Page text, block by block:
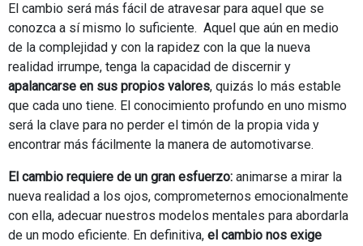
El cambio será más fácil de atravesar para aquel que se
conozca a sí mismo lo suficiente. Aquel que aún en medio
de la complejidad y con la rapidez con la que la nueva
realidad irrumpe, tenga la capacidad de discernir y
apalancarse en sus propios valores, quizás lo más estable
que cada uno tiene. El conocimiento profundo en uno mismo
será la clave para no perder el timón de la propia vida y
encontrar más fácilmente la manera de automotivarse.
El cambio requiere de un gran esfuerzo: animarse a mirar la
nueva realidad a los ojos, comprometernos emocionalmente
con ella, adecuar nuestros modelos mentales para abordarla
de un modo eficiente. En definitiva, el cambio nos exige